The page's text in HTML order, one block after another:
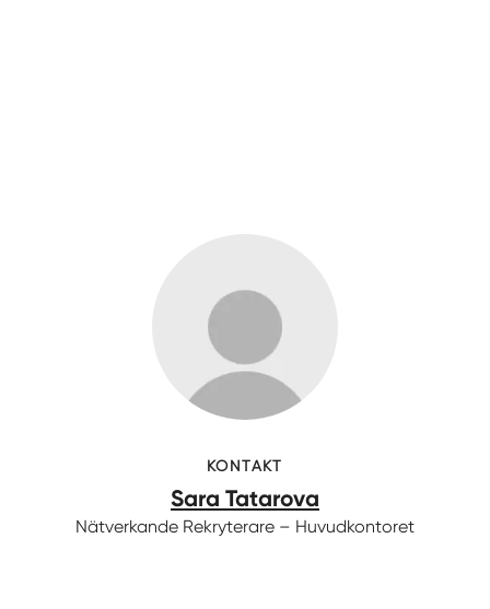
KONTAKT
Sara Tatarova
Nätverkande Rekryterare – Huvudkontoret